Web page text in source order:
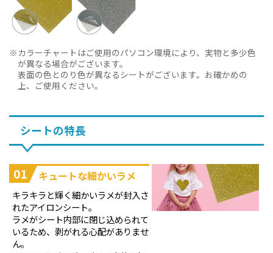
カラーチャートはご使用のパソコン環境により、実物と多少色
が異なる場合がございます。
表面の色とのり色が異なるシートがございます。お確かめの
上、ご使用ください。
シートの特長
01 キュートな細かいラメ
キラキラと輝く細かいラメが封入さ
れたアイロンシート。
ラメがシート内部に閉じ込められて
いるため、剥がれる心配がありませ
ん。